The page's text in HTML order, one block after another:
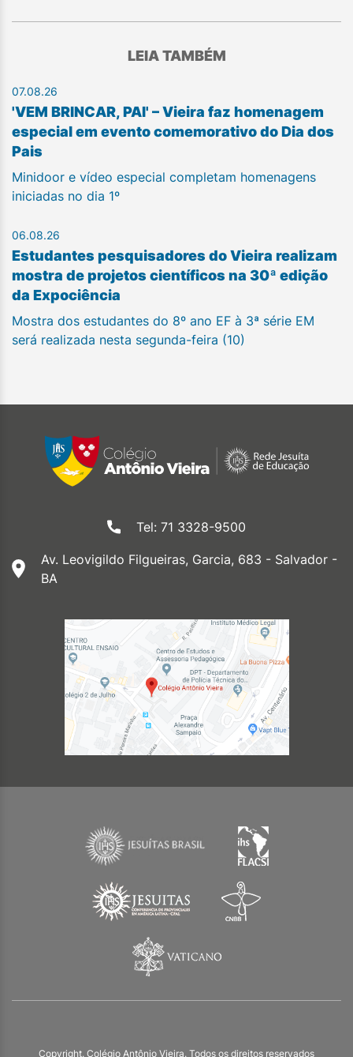
LEIA TAMBÉM
07.08.26
'VEM BRINCAR, PAI' – Vieira faz homenagem
especial em evento comemorativo do Dia dos
Pais
Minidoor e vídeo especial completam homenagens
iniciadas no dia 1º
06.08.26
Estudantes pesquisadores do Vieira realizam
mostra de projetos científicos na 30ª edição
da Expociência
Mostra dos estudantes do 8º ano EF à 3ª série EM
será realizada nesta segunda-feira (10)
Tel: 71 3328-9500
Av. Leovigildo Filgueiras, Garcia, 683 - Salvador -
BA
Copyright. Colégio Antônio Vieira. Todos os direitos reservados